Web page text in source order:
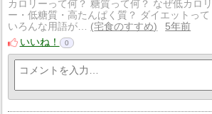
カロリーって何？ 糖質って何？ なぜ低カロリ
ー・低糖質・高たんぱく質？ ダイエットって
いろんな用語が…
宅食のすすめ
5年前
いいね！
0